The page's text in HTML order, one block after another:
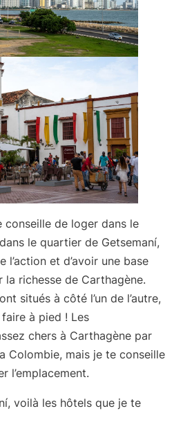
conseille de loger dans le
le quartier de Getsemaní,
l’action et d’avoir une base
richesse de Carthagène.
situés à côté l’un de l’autre,
à pied ! Les
chers à Carthagène par
Colombie, mais je te conseille
l’emplacement.
, voilà les hôtels que je te